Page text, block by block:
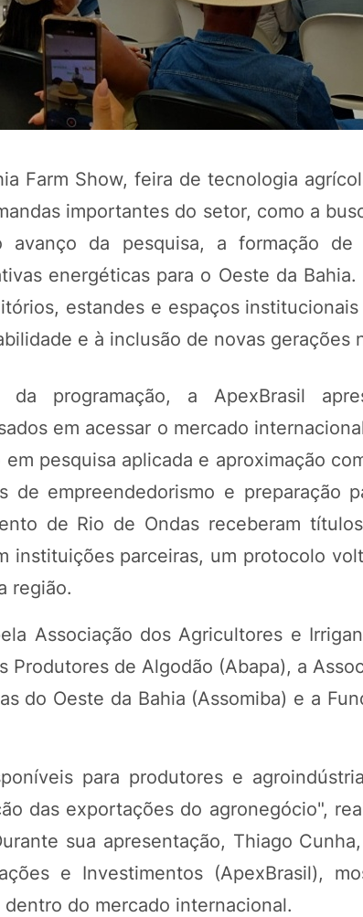
Farm Show, feira de tecnologia
importantes do setor, como a
avanço da pesquisa, a formação
energéticas para o Oeste da
estandes e espaços
e à inclusão de novas gerações
da programação, a ApexBrasil
em acessar o mercado
pesquisa aplicada e aproximação
de empreendedorismo e preparação
de Rio de Ondas receberam
instituições parceiras, um protocolo
região.
Associação dos Agricultores e
Produtores de Algodão (Abapa), a
do Oeste da Bahia (Assomiba) e a
para produtores e
das exportações do agronegócio",
sua apresentação, Thiago
e Investimentos (ApexBrasil),
do mercado internacional.